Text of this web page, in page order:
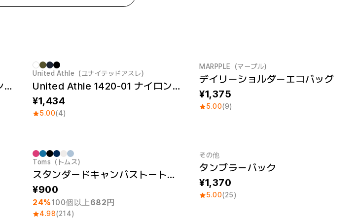
United Athle 1419-01 ナイロンストリングジムサック
United Athle（ユナイテッドアスレ）
United Athle 1420-01 ナイロンミニクロスバッグ
1,434
5.00(4)
MARPPLE（マープル）
デイリーショルダーエコバッグ
1,375
5.00(9)
最小注文数量 1個
Toms（トムス）
スタンダードキャンバストートバック（S）
900
24%100個以上682円
4.98(214)
その他
タンブラーバック
1,370
5.00(25)